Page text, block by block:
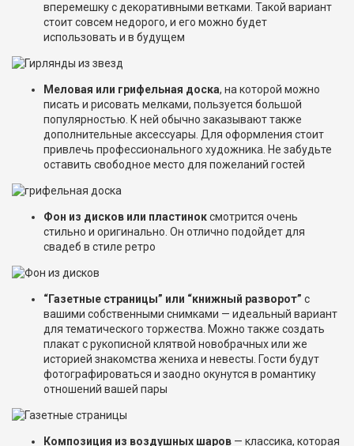
вперемешку с декоративными ветками. Такой вариант
стоит совсем недорого, и его можно будет
использовать и в будущем
Меловая или грифельная доска, на которой можно
писать и рисовать мелками, пользуется большой
популярностью. К ней обычно заказывают также
дополнительные аксессуары. Для оформления стоит
привлечь профессионального художника. Не забудьте
оставить свободное место для пожеланий гостей
Фон из дисков или пластиноксмотрится очень
стильно и оригинально. Он отлично подойдет для
свадеб в стиле ретро
“Газетные страницы” или “книжный разворот” с
вашими собственными снимками — идеальный вариант
для тематического торжества. Можно также создать
плакат с рукописной клятвой новобрачных или же
историей знакомства жениха и невесты. Гости будут
фотографироваться и заодно окунутся в романтику
отношений вашей пары
Композиция из воздушных шаров — классика, которая